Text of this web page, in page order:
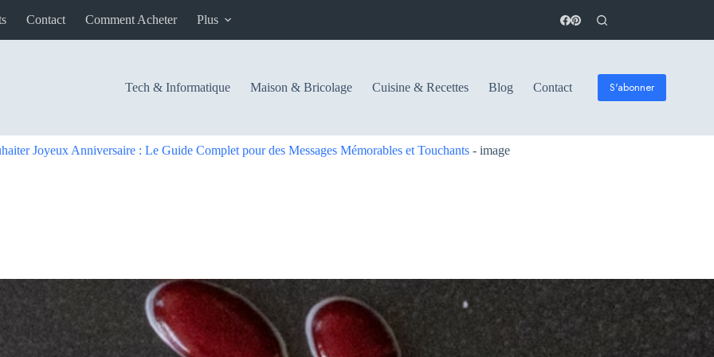
Contact Comment Acheter Plus
Tech & Informatique Maison & Bricolage Cuisine & Recettes Blog Contact S'abonner
Joyeux Anniversaire : Le Guide Complet pour des Messages Mémorables et Touchants - image